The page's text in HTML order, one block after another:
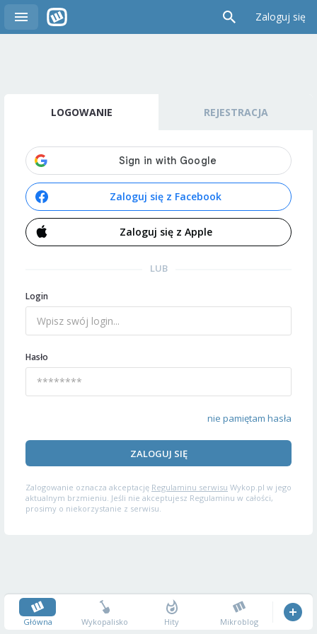
Zaloguj się
LOGOWANIE REJESTRACJA
Zaloguj się z Facebook
Zaloguj się z Apple
LUB
Login
Hasło
nie pamiętam hasła
ZALOGUJ SIĘ
Zalogowanie oznacza akceptację Regulaminu serwisu Wykop.pl w jego
aktualnym brzmieniu. Jeśli nie akceptujesz Regulaminu w całości,
prosimy o niekorzystanie z serwisu.
Główna Wykopalisko Hity Mikroblog